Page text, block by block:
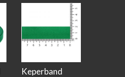
Keperband